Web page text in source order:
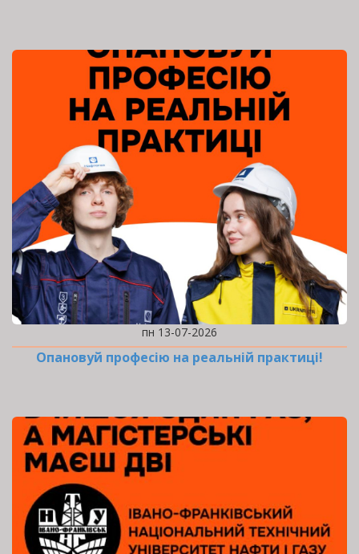
пн 13-07-2026
Опановуй професію на реальній практиці!